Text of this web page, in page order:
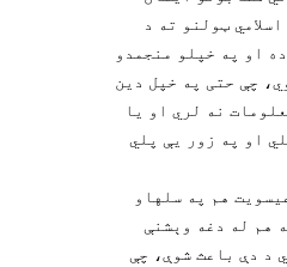
ټولنو ته د
او په خپلو منجمدو
چې حتی په خپل دين
نه لري او يا
او په زور يې پلي
عيسويت هم په سلهاو
هم له دغه وېشنې
د دې باعث شوې، چې